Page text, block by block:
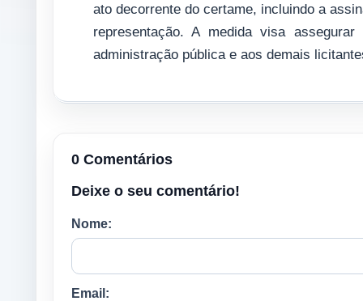
ato decorrente do certame, incluindo a
representação. A medida visa
administração pública e aos demais
0 Comentários
Deixe o seu comentário!
Nome:
Email: